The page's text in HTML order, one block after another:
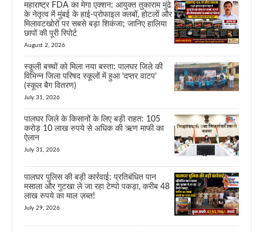
महाराष्ट्र FDA का मेगा एक्शन: आयुक्त तुकाराम मुंढे
के नेतृत्व में मुंबई के हाई-प्रोफाइल क्लबों, होटलों और
मिलावटखोरों पर सबसे बड़ा शिकंजा; जानिए हालिया
छापों की पूरी रिपोर्ट
August 2, 2026
स्कूली बच्चों को मिला नया बस्ता: पालघर जिले की
विभिन्न जिला परिषद स्कूलों में हुआ ‘दप्तर वाटप’
(स्कूल बैग वितरण)
July 31, 2026
पालघर जिले के किसानों के लिए बड़ी राहत: 105
करोड़ 10 लाख रुपये से अधिक की ऋण माफी का
ऐलान
July 31, 2026
पालघर पुलिस की बड़ी कार्रवाई: प्रतिबंधित पान
मसाला और गुटखा ले जा रहा टेम्पो पकड़ा, करीब 48
लाख रुपये का माल ज़ब्त!
July 29, 2026